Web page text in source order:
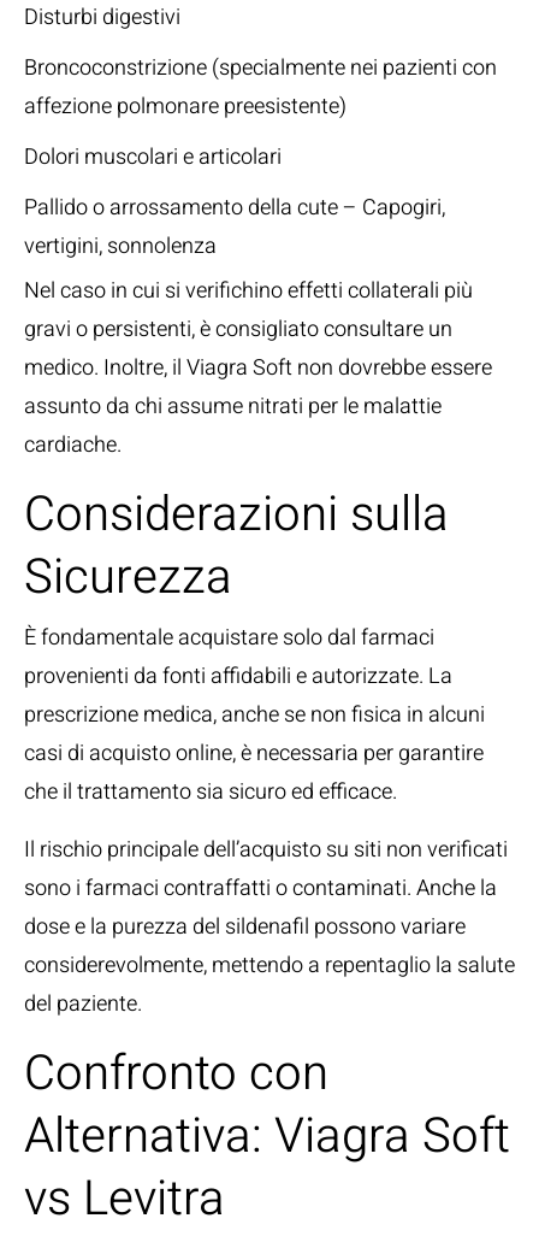
Disturbi digestivi
Broncoconstrizione (specialmente nei pazienti con
affezione polmonare preesistente)
Dolori muscolari e articolari
Pallido o arrossamento della cute – Capogiri,
vertigini, sonnolenza
Nel caso in cui si verifichino effetti collaterali più
gravi o persistenti, è consigliato consultare un
medico. Inoltre, il Viagra Soft non dovrebbe essere
assunto da chi assume nitrati per le malattie
cardiache.
Considerazioni sulla
Sicurezza
È fondamentale acquistare solo dal farmaci
provenienti da fonti affidabili e autorizzate. La
prescrizione medica, anche se non fisica in alcuni
casi di acquisto online, è necessaria per garantire
che il trattamento sia sicuro ed efficace.
Il rischio principale dell’acquisto su siti non verificati
sono i farmaci contraffatti o contaminati. Anche la
dose e la purezza del sildenafil possono variare
considerevolmente, mettendo a repentaglio la salute
del paziente.
Confronto con
Alternativa: Viagra Soft
vs Levitra